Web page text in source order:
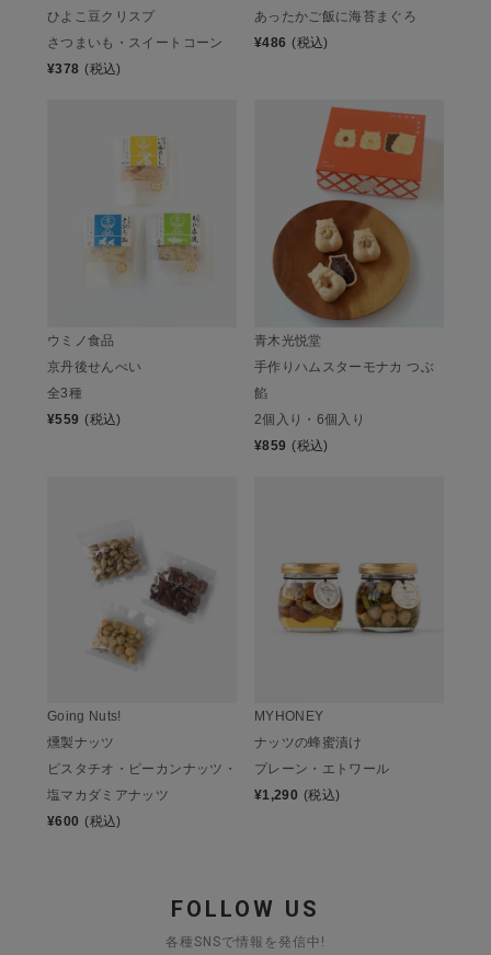
ひよこ豆クリスプ
さつまいも・スイートコーン
¥378 (税込)
あったかご飯に海苔まぐろ
¥486 (税込)
ウミノ食品
京丹後せんべい
全3種
¥559 (税込)
青木光悦堂
手作りハムスターモナカ つぶ
餡
2個入り・6個入り
¥859 (税込)
Going Nuts!
燻製ナッツ
ピスタチオ・ピーカンナッツ・
塩マカダミアナッツ
¥600 (税込)
MYHONEY
ナッツの蜂蜜漬け
プレーン・エトワール
¥1,290 (税込)
FOLLOW US
各種SNSで情報を発信中!